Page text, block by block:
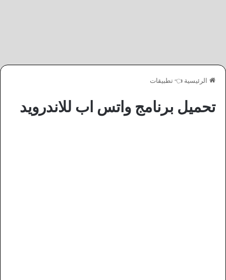
الرئيسية 👈تطبيقات
تحميل برنامج واتس اب للاندرويد